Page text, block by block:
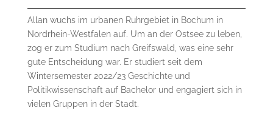
Allan wuchs im urbanen Ruhrgebiet in Bochum in
Nordrhein-Westfalen auf. Um an der Ostsee zu leben,
zog er zum Studium nach Greifswald, was eine sehr
gute Entscheidung war. Er studiert seit dem
Wintersemester 2022/23 Geschichte und
Politikwissenschaft auf Bachelor und engagiert sich in
vielen Gruppen in der Stadt.